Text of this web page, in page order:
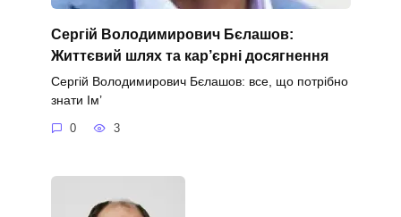
Сергій Володимирович Бєлашов:
Життєвий шлях та кар’єрні досягнення
Сергій Володимирович Бєлашов: все, що потрібно
знати Ім’
0 3